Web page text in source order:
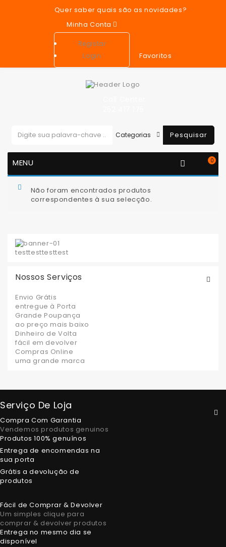
Quer saber quais são as novidades?
Minha Conta
Registar
Login
Favoritos
0
Pesquisar
MENU
Não foram encontrados produtos
correspondentes à sua selecção.
testtesttesttest
Nossos Serviços
Envio Grátis
entregue à Porta
Grande Poupança
ao preço mais baixo
Dinheiro de Volta
fácil em devolver
Compras Online
uma grande marca
Serviço De Loja
Compra Com Garantia
Vendemos produtos genuinos
Produtos 100% genuínos
Entrega de encomendas na
sua porta
Grátis a devolução de
produtos
Fácil de Comprar & Devolver
Um simples clique para
comprar & devolver produtos
Entrega no mesmo dia se
disponível